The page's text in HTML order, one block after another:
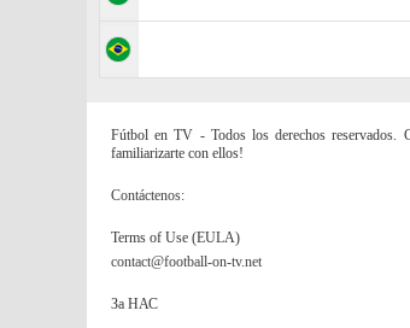
Fútbol en TV - Todos los derechos reservados.
familiarizarte con ellos!
Contáctenos:
Terms of Use (EULA)
contact@football-on-tv.net
За НАС